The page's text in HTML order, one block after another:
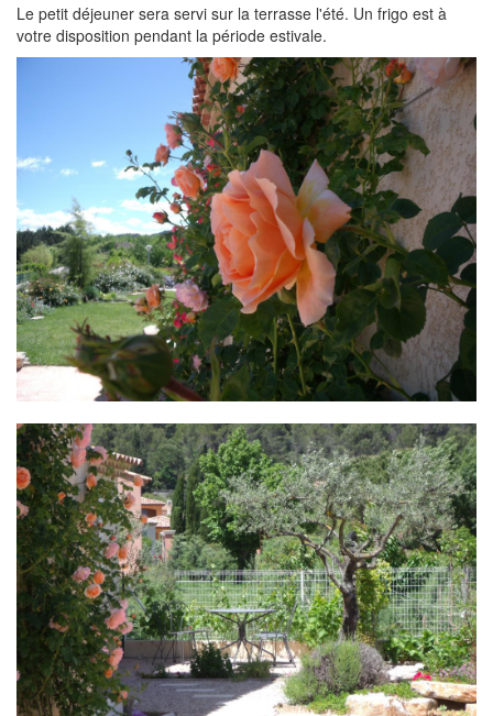
Le petit déjeuner sera servi sur la terrasse l'été. Un frigo est à
votre disposition pendant la période estivale.